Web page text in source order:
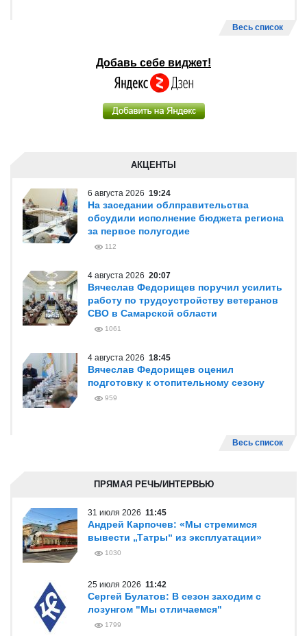
Весь список
Добавь себе виджет!
АКЦЕНТЫ
6 августа 2026 19:24
На заседании облправительства
обсудили исполнение бюджета региона
за первое полугодие
112
4 августа 2026 20:07
Вячеслав Федорищев поручил усилить
работу по трудоустройству ветеранов
СВО в Самарской области
1061
4 августа 2026 18:45
Вячеслав Федорищев оценил
подготовку к отопительному сезону
959
Весь список
ПРЯМАЯ РЕЧЬ/ИНТЕРВЬЮ
31 июля 2026 11:45
Андрей Карпочев: «Мы стремимся
вывести „Татры“ из эксплуатации»
1030
25 июля 2026 11:42
Сергей Булатов: В сезон заходим с
лозунгом "Мы отличаемся"
1799